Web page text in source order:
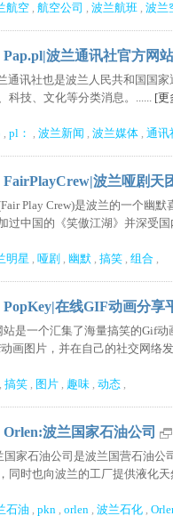
航空 , 航空公司 , 波兰航班 , 波兰
Pap.pl|波兰通讯社官方网站
通讯社也是波兰人民共和国国
科技、文化等分类消息。...... [更
, pl： , 波兰新闻 , 波兰媒体 , 通讯
FairPlayCrew|波兰哑剧天
Play Crew)是波兰的一个幽
过中国的《笑傲江湖》并深受
明星 , 哑剧 , 幽默 , 搞笑 , 组合 ,
PopKey|在线GIF动画分享
站是一个汇集了海量搞笑的Gif
画图片，并在自己的社交网络
搞笑 , 图片 , 趣味 , 动态 ,
Orlen:波兰国家石油公司
国家石油公司是波兰国营石油
同时也向波兰的工厂提供液化
石油 , pkn , orlen , 波兰石化 ,